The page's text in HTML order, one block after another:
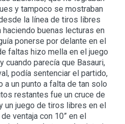
y tampoco se mostraban
la línea de tiros libres
haciendo buenas lecturas en
ponerse por delante en el
faltas hizo mella en el juego
cuando parecía que Basauri,
podía sentenciar el partido,
a un punto a falta de tan solo
restantes fue un cruce de
un juego de tiros libres en el
ventaja con 10” en el